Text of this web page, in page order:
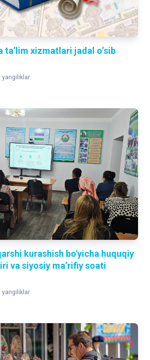
ta’lim xizmatlari jadal o‘sib
yangiliklar
kurashish bo'yicha huquqiy
va siyosiy ma’rifiy soati
yangiliklar